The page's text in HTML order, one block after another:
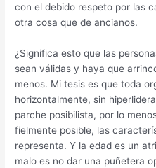
con el debido respeto por las
otra cosa que de ancianos.
¿Significa esto que las
sean válidas y haya que
menos. Mi tesis es que toda
horizontalmente, sin
parche posibilista, por lo
fielmente posible, las
representa. Y la edad es un
malo es no dar una puñetera